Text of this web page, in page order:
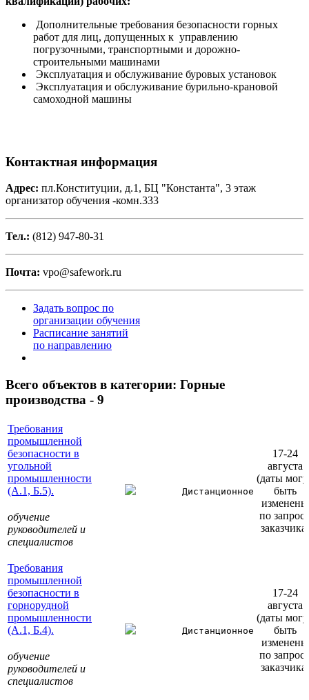
Дополнительные требования безопасности горных
работ для лиц, допущенных к управлению
погрузочными, транспортными и дорожно-
строительными машинами
Эксплуатация и обслуживание буровых установок
Эксплуатация и обслуживание бурильно-крановой
самоходной машины
Контактная информация
Адрес: пл.Конституции, д.1, БЦ "Константа", 3 этаж
организатор обучения -комн.333
Тел.: (812) 947-80-31
Почта: vpo@safework.ru
Задать вопрос по
организации обучения
Расписание занятий
по направлению
Всего объектов в категории: Горные
производства - 9
Требования
промышленной
безопасности в
угольной
промышленности
(А.1, Б.5).
обучение
руководителей и
специалистов
Дистанционное
17-24
августа
(даты
быть
изменены
по
заказчика)
Требования
промышленной
безопасности в
горнорудной
промышленности
(А.1, Б.4).
обучение
руководителей и
специалистов
Дистанционное
17-24
августа
(даты
быть
изменены
по
заказчика)